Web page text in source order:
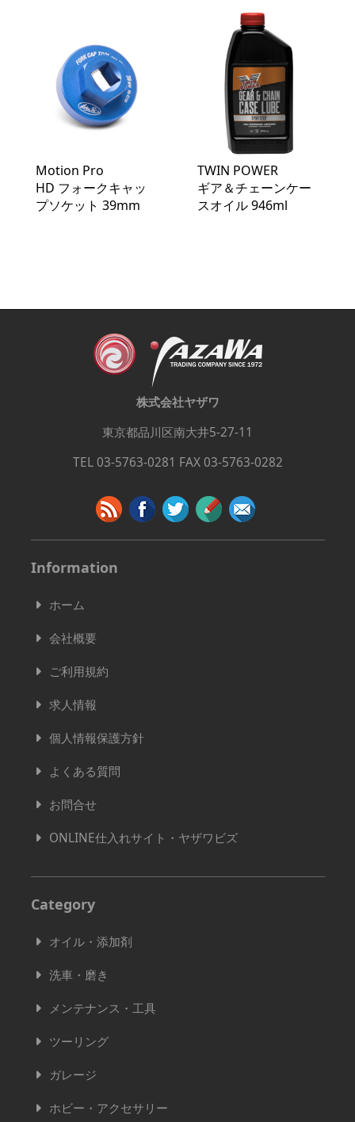
Motion Pro
HD フォークキャッ
プソケット 39mm
TWIN POWER
ギア＆チェーンケー
スオイル 946ml
株式会社ヤザワ
東京都品川区南大井5-27-11
TEL 03-5763-0281 FAX 03-5763-0282
Information
ホーム
会社概要
ご利用規約
求人情報
個人情報保護方針
よくある質問
お問合せ
ONLINE仕入れサイト・ヤザワビズ
Category
オイル・添加剤
洗車・磨き
メンテナンス・工具
ツーリング
ガレージ
ホビー・アクセサリー